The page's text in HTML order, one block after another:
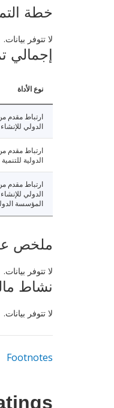
خطة
لا تتوفر بيانات.
إجمالي
نوع الأداة
ارتباط مقدم
الدولي
ارتباط مقدم
الدولية للتنمية
ارتباط مقدم
الدولي
المؤسسة
ملخص عن
لا تتوفر بيانات.
نشاط مالي
لا تتوفر بيانات.
Footnotes